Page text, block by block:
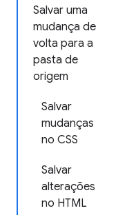
Salvar uma
mudança de
volta para a
pasta de
origem
Salvar
mudanças
no CSS
Salvar
alterações
no HTML